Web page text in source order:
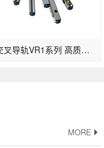
国产交叉导轨VR1系列 高质量滚柱导轨
MORE